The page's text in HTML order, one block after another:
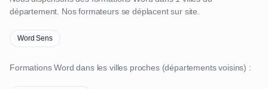
département. Nos formateurs se déplacent sur site.
Word Sens
Formations Word dans les villes proches (départements voisins) :